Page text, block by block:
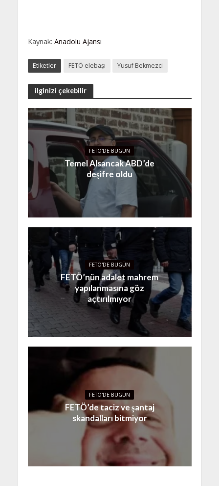
Kaynak: Anadolu Ajansı
Etiketler FETÖ elebaşı Yusuf Bekmezci
ilginizi çekebilir
FETÖ'DE BUGÜN
Temel Alsancak ABD’de
deşifre oldu
FETÖ'DE BUGÜN
FETÖ’nün adalet mahrem
yapılanmasına göz
açtırılmıyor
FETÖ'DE BUGÜN
FETÖ’de taciz ve şantaj
skandalları bitmiyor